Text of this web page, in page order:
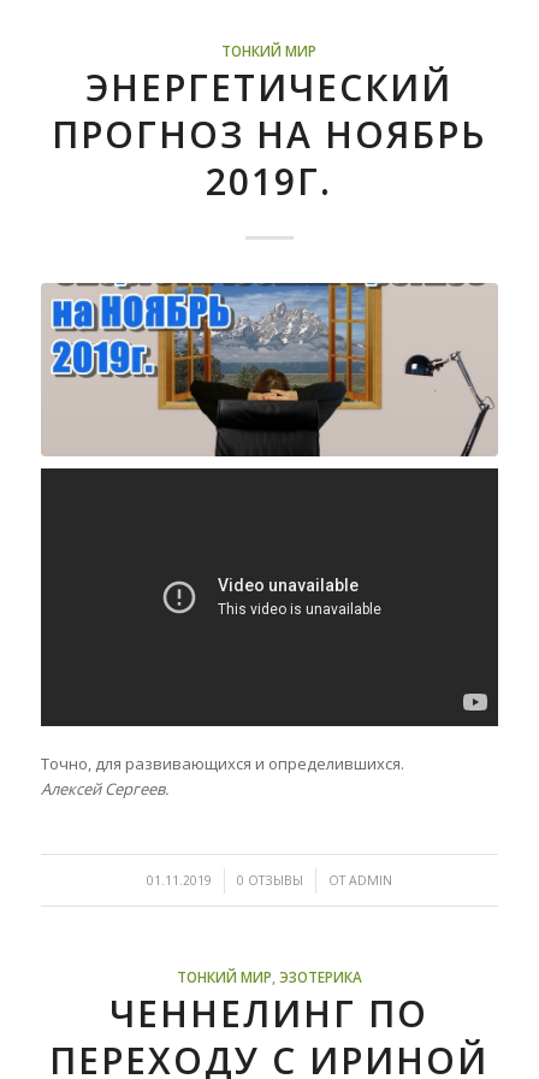
ТОНКИЙ МИР
ЭНЕРГЕТИЧЕСКИЙ
ПРОГНОЗ НА НОЯБРЬ
2019Г.
Точно, для развивающихся и определившихся.
Алексей Сергеев.
01.11.2019
/ 0 ОТЗЫВЫ
/ ОТADMIN
ТОНКИЙ МИР ЭЗОТЕРИКА
ЧЕННЕЛИНГ ПО
ПЕРЕХОДУ С ИРИНОЙ